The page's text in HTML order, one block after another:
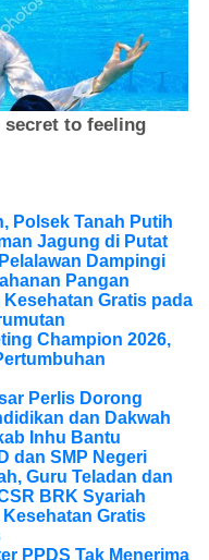
Polsek Tanah Putih
Jagung di Putat
Dampingi
Pangan
Gratis pada
Champion 2026,
Perlis Dorong
dan Dakwah
Inhu Bantu
dan SMP Negeri
Guru Teladan dan
BRK Syariah
Gratis
PPDS Tak Menerima